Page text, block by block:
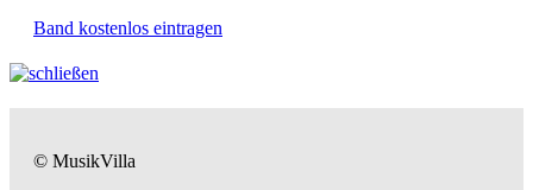
Band kostenlos eintragen
© MusikVilla